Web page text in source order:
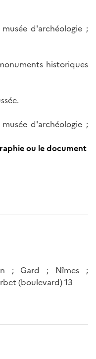
d'archéologie ;
historiques
d'archéologie ;
ou le document
; Gard ; Nîmes ;
(boulevard) 13